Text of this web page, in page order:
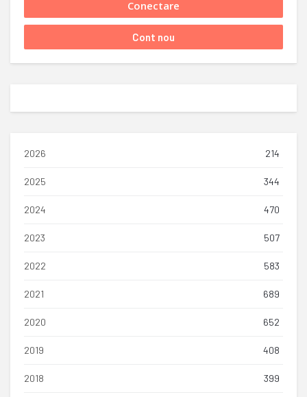
2026 214
2025 344
2024 470
2023 507
2022 583
2021 689
2020 652
2019 408
2018 399